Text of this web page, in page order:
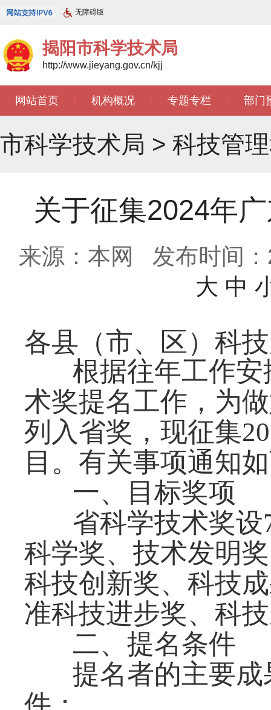
无障碍版
揭阳市科学技术局
http://www.jieyang.gov.cn/kjj
网站首页 机构概况 专题专栏 部门
市科学技术局 > 科技管
关于征集2024年
来源：本网
发布时间
大 中
各县（市、区）科
根据往年工作
术奖提名工作，为
列入省奖，现征集
目。有关事项通知
一、目标奖项
省科学技术奖
科学奖、技术发明
科技创新奖、科技
准科技进步奖、科
二、提名条件
提名者的主要